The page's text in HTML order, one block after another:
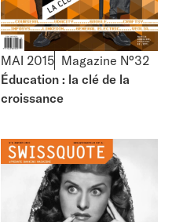
MAI 2015 Magazine N°32
Éducation : la clé de la
croissance